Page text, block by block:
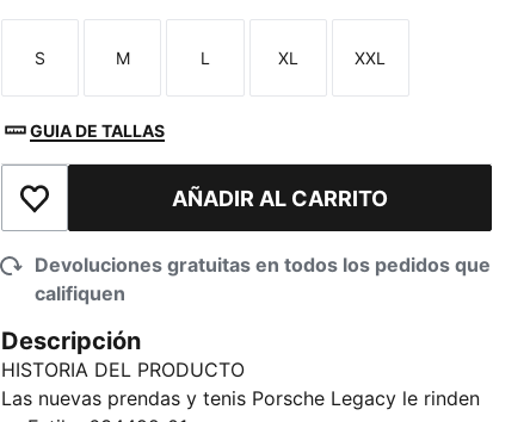
Talla
S
Talla
M
Talla
L
Talla
XL
Talla
XXL
GUIA DE TALLAS
Añadir a la lista de deseosAÑADIR AL CARRITO
Devoluciones gratuitas en todos los pedidos que
califiquen
Descripción
HISTORIA DEL PRODUCTO
Las nuevas prendas y tenis Porsche Legacy le rinden